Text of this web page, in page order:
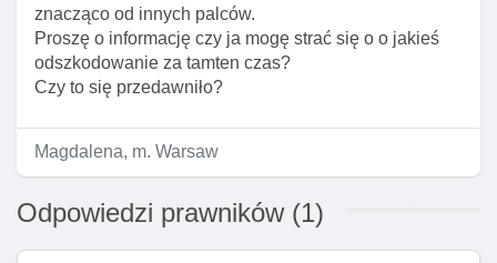
znacząco od innych palców.
Proszę o informację czy ja mogę strać się o o jakieś
odszkodowanie za tamten czas?
Czy to się przedawniło?
Magdalena, m. Warsaw
Odpowiedzi prawników (1)